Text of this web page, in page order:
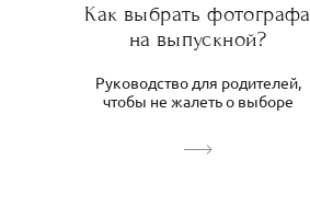
Как выбрать фотографа
на выпускной?
Руководство для родителей,
чтобы не жалеть о выборе